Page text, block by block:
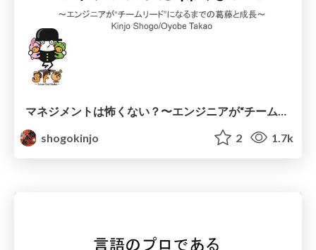
shogokinjo
2 1.7k